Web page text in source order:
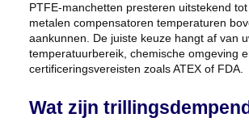
PTFE-manchetten presteren uitstekend
metalen compensatoren temperaturen
aankunnen. De juiste keuze hangt af van
temperatuurbereik, chemische omgeving
certificeringsvereisten zoals ATEX of FDA.
Wat zijn